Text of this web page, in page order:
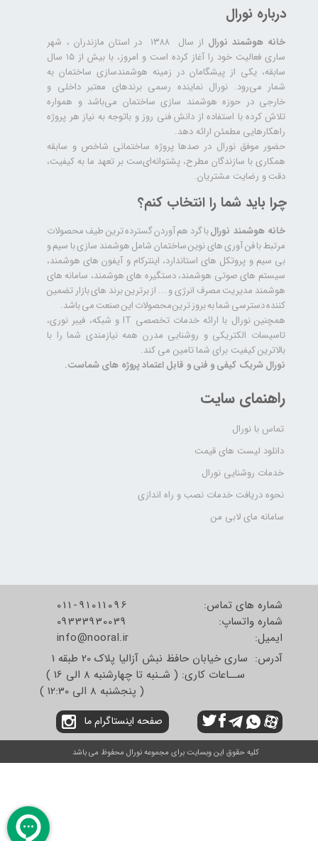
درباره نورال
خانه هوشمند نورال
از سال ۱۳۸۸ در استان مازندران ، شهر
ساری فعالیت خود را آغاز کرده است و امروز، با بیش از ۱۵ سال
سابقه، یکی از پیشگامان در زمینه هوشمندسازی ساختمان به
شمار می‌رود. نورال نماینده رسمی برندهای معتبر داخلی و
خارجی در حوزه هوشمند سازی ساختمان می‌باشد و همواره
تلاش کرده با استفاده از دانش فنی روز و باتوجه به نیاز هر پروژه
راهکارهایی مطمئن ارائه دهد.
حضور موفق نورال در صدها پروژه‌ ساختمانی شاخص و سابقه
همکاری با سازندگان مطرح، پشتوانه‌ای‌ست بر تعهد ما به کیفیت،
دقت و رضایت مشتریان.
راهنمای سایت
تماس با نورال
دانلود لیست های قیمت
خدمات روشنایی نورال
نحوه دریافت خدمات نصب و راه اندازی
سامانه مای لابی من
چرا باید شما را انتخاب کنم؟
خانه هوشمند نورالبا گرد هم آوردن گسترده ترین طیف محصولات
مرتبط با فن آوری های نوین ساختمان شامل هوشمند سازی با سیم و
بی سیم و پروتکل های استاندارد، اینترکام و آیفون های هوشمند،
سیستم های صوتی هوشمند، دستگیره های هوشمند، سامانه های
هوشمند مدیریت مصرف انرژی و ... از برترین برند های بازار تضمین
کننده دسترسی شما به بروز ترین محصولات این صنعت می باشد.
همچنین نورال با ارائه خدمات تخصصی IT و شبکه، فیبر نوری،
تاسیسات الکتریکی و روشنایی مدرن همه نیازمندی شما را با
بالاترین کیفیت برای شما تامین می کند.
نورال شریک کیفی و فنی و قابل اعتماد پروژه های شماست.
شماره های تماس:
شماره واتساپ:
​​​​​​​ایمیل:
011-91011096
09333930039
info@nooral.ir
آدرس: ساری خیابان حافظ نبش آزالیا پلاک 20 طبقه 1
ســاعات کاری: ( شـنبه تا چهارشنبه 8 الی 16 )
( پنجشنبه 8 الی 12:30 )
صفحه اینستاگرام ما
کلیه حقوق این وبسایت برای مجموعه نورال محفوظ می باشد